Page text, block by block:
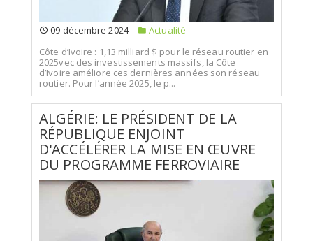
09 décembre 2024
Actualité
Côte d’Ivoire : 1,13 milliard $ pour le réseau routier en
2025vec des investissements massifs, la Côte
d’Ivoire améliore ces dernières années son réseau
routier. Pour l’année 2025, le p...
ALGÉRIE: LE PRÉSIDENT DE LA
RÉPUBLIQUE ENJOINT
D'ACCÉLÉRER LA MISE EN ŒUVRE
DU PROGRAMME FERROVIAIRE